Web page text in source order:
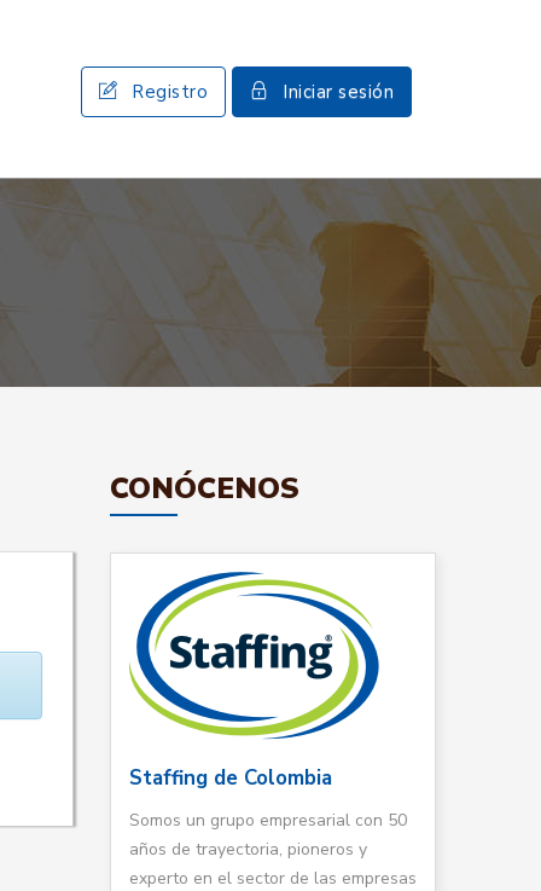
Registro Iniciar sesión
CONÓCENOS
Staffing de Colombia
Somos un grupo empresarial con 50
años de trayectoria, pioneros y
experto en el sector de las empresas